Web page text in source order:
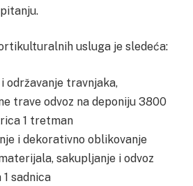
usluga je sledeća:
održavanje travnjaka,
trave odvoz na deponiju 3800
1 tretman
i dekorativno oblikovanje
sakupljanje i odvoz
sadnica